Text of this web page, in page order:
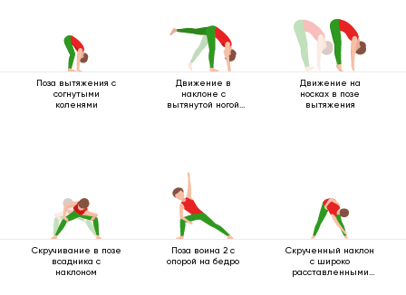
Поза вытяжения с
согнутыми
коленями
Движение в
наклоне с
вытянутой ногой
Движение на
носках в позе
вытяжения
Скручивание в позе
всадника с
наклоном
Поза воина 2 с
опорой на бедро
Скрученный наклон
с широко
расставленными